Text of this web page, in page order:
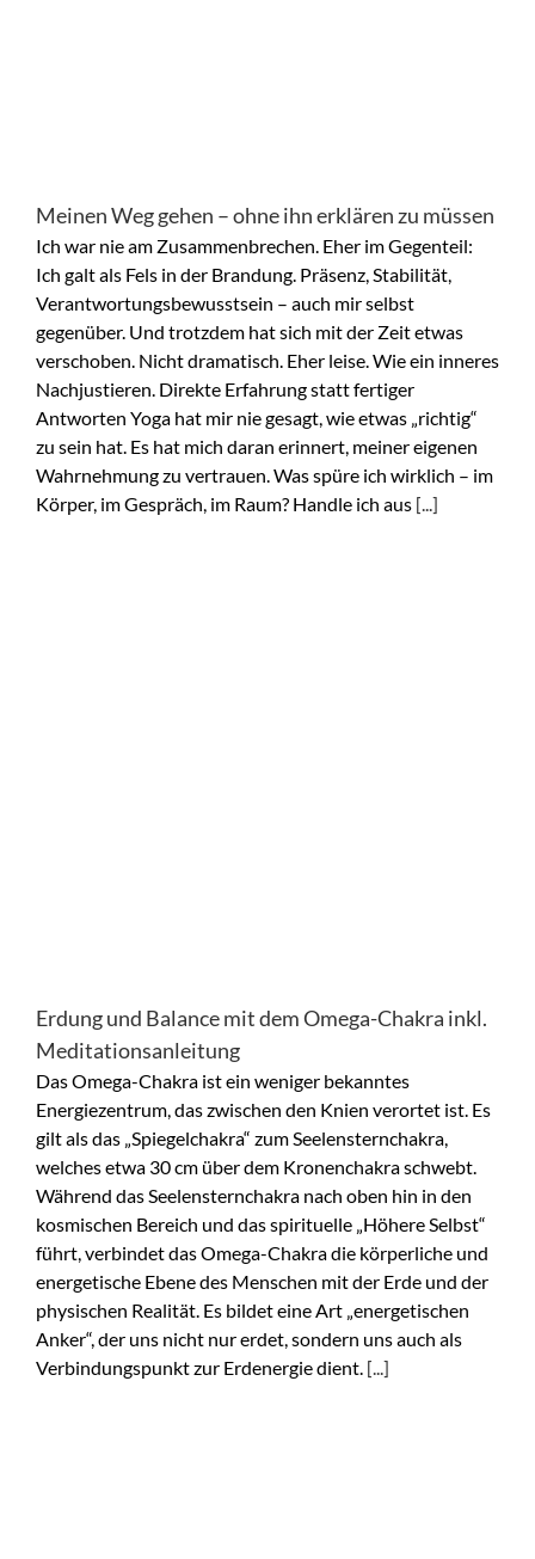
Meinen Weg gehen – ohne ihn erklären zu müssen
Ich war nie am Zusammenbrechen. Eher im Gegenteil:
Ich galt als Fels in der Brandung. Präsenz, Stabilität,
Verantwortungsbewusstsein – auch mir selbst
gegenüber. Und trotzdem hat sich mit der Zeit etwas
verschoben. Nicht dramatisch. Eher leise. Wie ein inneres
Nachjustieren. Direkte Erfahrung statt fertiger
Antworten Yoga hat mir nie gesagt, wie etwas „richtig“
zu sein hat. Es hat mich daran erinnert, meiner eigenen
Wahrnehmung zu vertrauen. Was spüre ich wirklich – im
Körper, im Gespräch, im Raum? Handle ich aus [...]
Erdung und Balance mit dem Omega-Chakra inkl.
Meditationsanleitung
Das Omega-Chakra ist ein weniger bekanntes
Energiezentrum, das zwischen den Knien verortet ist. Es
gilt als das „Spiegelchakra“ zum Seelensternchakra,
welches etwa 30 cm über dem Kronenchakra schwebt.
Während das Seelensternchakra nach oben hin in den
kosmischen Bereich und das spirituelle „Höhere Selbst“
führt, verbindet das Omega-Chakra die körperliche und
energetische Ebene des Menschen mit der Erde und der
physischen Realität. Es bildet eine Art „energetischen
Anker“, der uns nicht nur erdet, sondern uns auch als
Verbindungspunkt zur Erdenergie dient. [...]